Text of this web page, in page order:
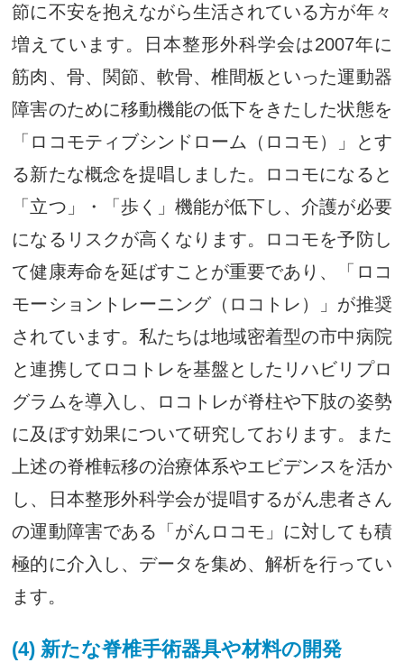
節に不安を抱えながら生活されている方が年々
増えています。日本整形外科学会は2007年に
筋肉、骨、関節、軟骨、椎間板といった運動器
障害のために移動機能の低下をきたした状態を
「ロコモティブシンドローム（ロコモ）」とす
る新たな概念を提唱しました。ロコモになると
「立つ」・「歩く」機能が低下し、介護が必要
になるリスクが高くなります。ロコモを予防し
て健康寿命を延ばすことが重要であり、「ロコ
モーショントレーニング（ロコトレ）」が推奨
されています。私たちは地域密着型の市中病院
と連携してロコトレを基盤としたリハビリプロ
グラムを導入し、ロコトレが脊柱や下肢の姿勢
に及ぼす効果について研究しております。また
上述の脊椎転移の治療体系やエビデンスを活か
し、日本整形外科学会が提唱するがん患者さん
の運動障害である「がんロコモ」に対しても積
極的に介入し、データを集め、解析を行ってい
ます。
(4) 新たな脊椎手術器具や材料の開発